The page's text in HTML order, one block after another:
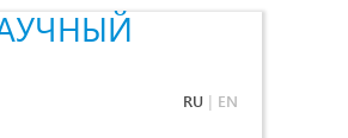
RU | EN